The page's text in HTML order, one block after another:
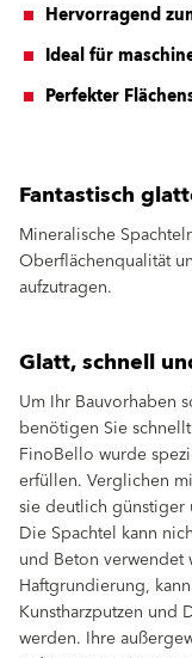
Hervorragend
Ideal für
Perfekter
Fantastisch
Mineralische
Oberflächenqualität
aufzutragen.
Glatt, schnell
Um Ihr Bauvorhaben
benötigen Sie
FinoBello wurde
erfüllen. Verglichen
sie deutlich günstiger
Die Spachtel kann
und Beton
Haftgrundierung,
Kunstharzputzen und
werden. Ihre